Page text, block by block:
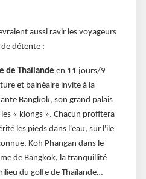
aussi ravir les voyageurs
détente :
de Thaïlande en 11 jours/9
et balnéaire invite à la
Bangkok, son grand palais
« klongs ». Chacun profitera
les pieds dans l'eau, sur l'ile
Koh Phangan dans le
de Bangkok, la tranquillité
du golfe de Thaïlande…